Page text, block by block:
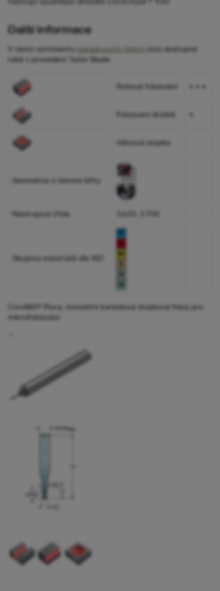
Další informace
V rámci sortimentu zakázkových řešení
jsou dostupné
také v provedení Tailor Made
Rohové frézování + + +
Frézování drážek +
Válcová stopka
Geometrie s čelními břity
Nástrojová třída 1620, 1700
Skupina materiálů dle ISO
CoroMill® Plura, monolitní karbidová stopková fréza pro
mikrofrézování